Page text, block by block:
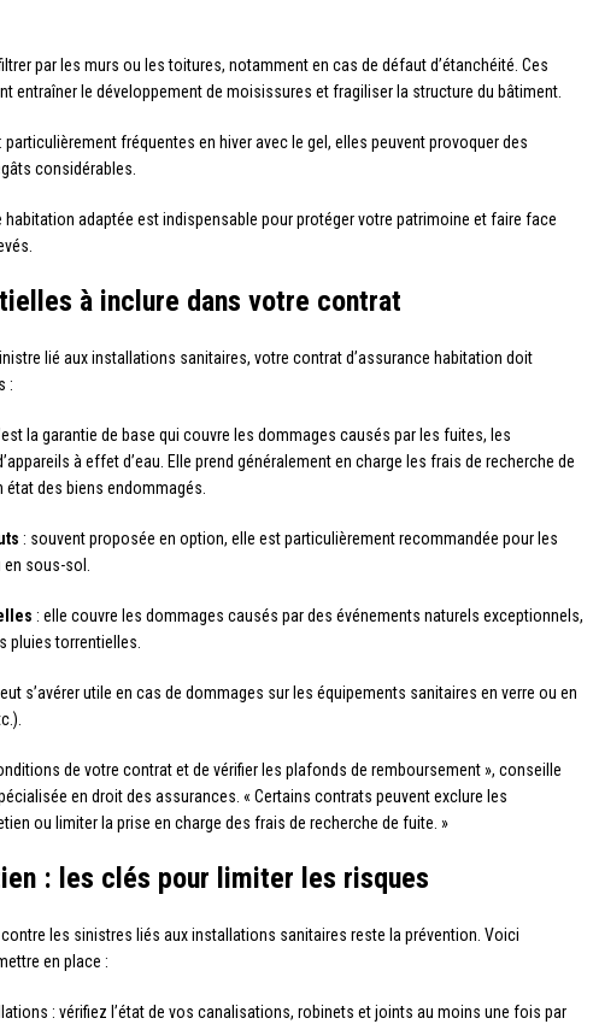
par les murs ou les toitures, notamment en cas de défaut d’étanchéité. Ces
entraîner le développement de moisissures et fragiliser la structure du bâtiment.
: particulièrement fréquentes en hiver avec le gel, elles peuvent provoquer des
considérables.
habitation adaptée est indispensable pour protéger votre patrimoine et faire face
à inclure dans votre contrat
lié aux installations sanitaires, votre contrat d’assurance habitation doit
:
la garantie de base qui couvre les dommages causés par les fuites, les
à effet d’eau. Elle prend généralement en charge les frais de recherche de
des biens endommagés.
: souvent proposée en option, elle est particulièrement recommandée pour les
sous-sol.
: elle couvre les dommages causés par des événements naturels exceptionnels,
pluies torrentielles.
s’avérer utile en cas de dommages sur les équipements sanitaires en verre ou en
de votre contrat et de vérifier les plafonds de remboursement », conseille
en droit des assurances. « Certains contrats peuvent exclure les
ou limiter la prise en charge des frais de recherche de fuite. »
: les clés pour limiter les risques
les sinistres liés aux installations sanitaires reste la prévention. Voici
en place :
: vérifiez l’état de vos canalisations, robinets et joints au moins une fois par